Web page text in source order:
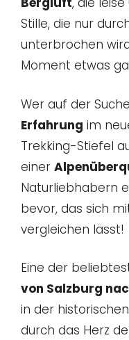
Stille, die nur
unterbrochen
Moment etwas
Wer auf der
Erfahrung im
Trekking-Stiefel
einer
Naturliebhabern
bevor, das sich
vergleichen lässt!
Eine der
von Salzburg
in der
durch das Herz